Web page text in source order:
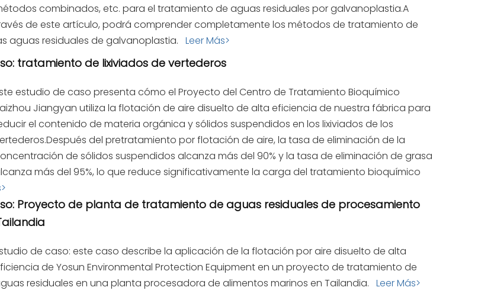
combinados, etc. para el tratamiento de aguas residuales por galvanoplastia.A
de este artículo, podrá comprender completamente los métodos de tratamiento de
aguas residuales de galvanoplastia. Leer Más>
tratamiento de lixiviados de vertederos
estudio de caso presenta cómo el Proyecto del Centro de Tratamiento Bioquímico
Jiangyan utiliza la flotación de aire disuelto de alta eficiencia de nuestra fábrica para
el contenido de materia orgánica y sólidos suspendidos en los lixiviados de los
del pretratamiento por flotación de aire, la tasa de eliminación de la
de sólidos suspendidos alcanza más del 90% y la tasa de eliminación de grasa
más del 95%, lo que reduce significativamente la carga del tratamiento bioquímico
Proyecto de planta de tratamiento de aguas residuales de procesamiento
de caso: este caso describe la aplicación de la flotación por aire disuelto de alta
de Yosun Environmental Protection Equipment en un proyecto de tratamiento de
residuales en una planta procesadora de alimentos marinos en Tailandia. Leer Más>